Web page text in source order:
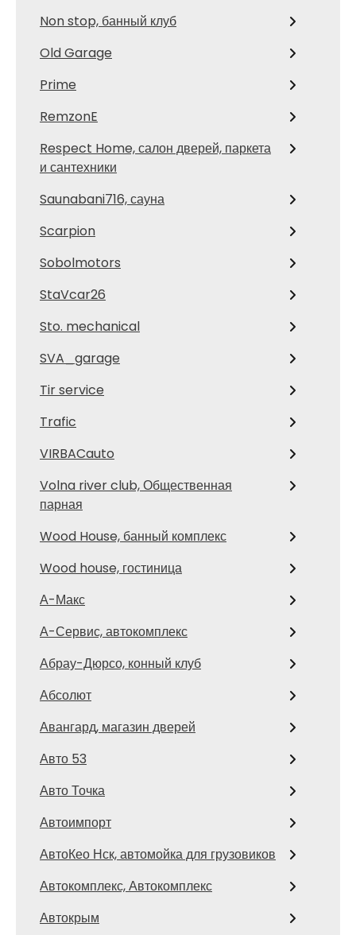
Non stop, банный клуб
Old Garage
Prime
RemzonE
Respect Home, салон дверей, паркета
и сантехники
Saunabani716, сауна
Scarpion
Sobolmotors
StaVcar26
Sto. mechanical
SVA_garage
Tir service
Trafic
VIRBACauto
Volna river club, Общественная
парная
Wood House, банный комплекс
Wood house, гостиница
А-Макс
А-Сервис, автокомплекс
Абрау-Дюрсо, конный клуб
Абсолют
Авангард, магазин дверей
Авто 53
Авто Точка
Автоимпорт
АвтоКео Нск, автомойка для грузовиков
Автокомплекс, Автокомплекс
Автокрым